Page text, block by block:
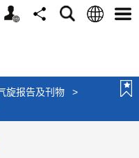
个
分
搜
语
选
旋报告及刊物
>